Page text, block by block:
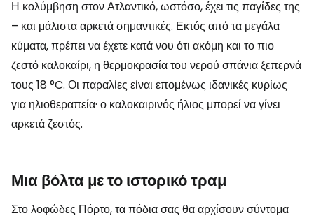
Η κολύμβηση στον Ατλαντικό, ωστόσο, έχει τις παγίδες της
– και μάλιστα αρκετά σημαντικές. Εκτός από τα μεγάλα
κύματα, πρέπει να έχετε κατά νου ότι ακόμη και το πιο
ζεστό καλοκαίρι, η θερμοκρασία του νερού σπάνια ξεπερνά
τους 18 °C. Οι παραλίες είναι επομένως ιδανικές κυρίως
για ηλιοθεραπεία· ο καλοκαιρινός ήλιος μπορεί να γίνει
αρκετά ζεστός.
Μια βόλτα με το ιστορικό τραμ
Στο λοφώδες Πόρτο, τα πόδια σας θα αρχίσουν σύντομα